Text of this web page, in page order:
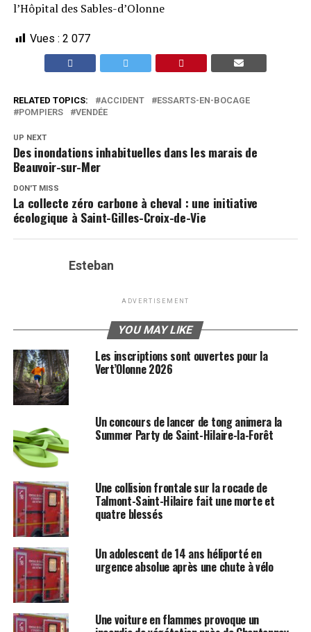
l’Hôpital des Sables-d’Olonne
Vues : 2 077
RELATED TOPICS: ACCIDENT
ESSARTS-EN-BOCAGE
POMPIERS
VENDÉE
UP NEXT
Des inondations inhabituelles dans les marais de
Beauvoir-sur-Mer
DON'T MISS
La collecte zéro carbone à cheval : une initiative
écologique à Saint-Gilles-Croix-de-Vie
Esteban
ADVERTISEMENT
YOU MAY LIKE
Les inscriptions sont ouvertes pour la
Vert’Olonne 2026
Un concours de lancer de tong animera la
Summer Party de Saint-Hilaire-la-Forêt
Une collision frontale sur la rocade de
Talmont-Saint-Hilaire fait une morte et
quatre blessés
Un adolescent de 14 ans héliporté en
urgence absolue après une chute à vélo
Une voiture en flammes provoque un